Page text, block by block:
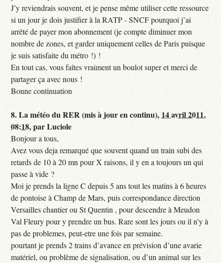
J’y reviendrais souvent, et je pense même utiliser cette ressource
si un jour je dois justifier à la RATP - SNCF pourquoi j’ai
arrêté de payer mon abonnement (je compte diminuer mon
nombre de zones, et garder uniquement celles de Paris puisque
je suis satisfaite du métro !) !
En tout cas, vous faîtes vraiment un boulot super et merci de
partager ça avec nous !
Bonne continuation
8.La météo du RER (mis à jour en continu), 14 avril 2011,
08:18,parLuciole
Bonjour a tous,
Avez vous deja remarqué que souvent quand un train subi des
retards de 10 à 20 mn pour X raisons, il y en a toujours un qui
passe à vide ?
Moi je prends la ligne C depuis 5 ans tout les matins à 6 heures
de pontoise à Champ de Mars, puis correspondance direction
Versailles chantier ou St Quentin , pour descendre à Meudon
Val Fleury pour y prendre un bus. Rare sont les jours ou il n’y à
pas de problemes, peut-etre une fois par semaine.
pourtant je prends 2 trains d’avance en prévision d’une avarie
matériel, ou problème de signalisation, ou d’un animal sur les